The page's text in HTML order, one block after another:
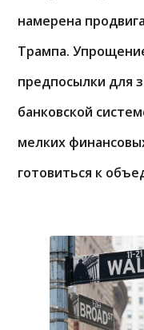
намерена
Трампа.
предпосылки для
банковской
мелких
готовиться к